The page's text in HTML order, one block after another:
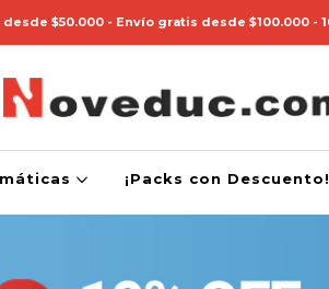
desde $50.000 - Envío gratis desde $100.000 -
¡Packs con